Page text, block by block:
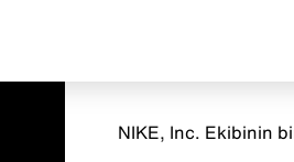
NIKE, Inc. Ekibinin